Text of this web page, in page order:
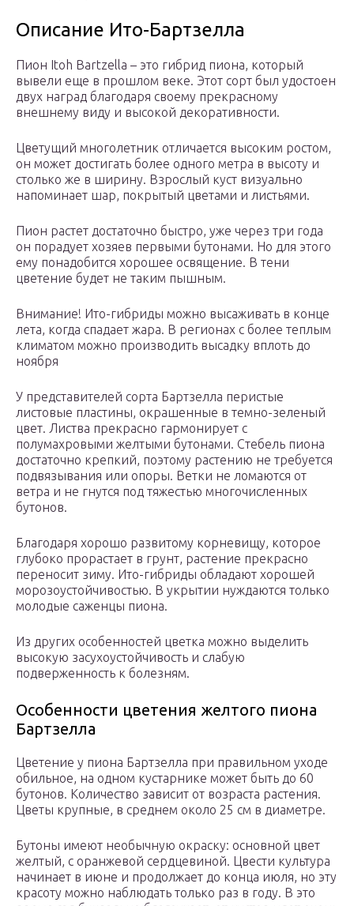
Описание Ито-Бартзелла
Пион Itoh Bartzella – это гибрид пиона, который
вывели еще в прошлом веке. Этот сорт был удостоен
двух наград благодаря своему прекрасному
внешнему виду и высокой декоративности.
Цветущий многолетник отличается высоким ростом,
он может достигать более одного метра в высоту и
столько же в ширину. Взрослый куст визуально
напоминает шар, покрытый цветами и листьями.
Пион растет достаточно быстро, уже через три года
он порадует хозяев первыми бутонами. Но для этого
ему понадобится хорошее освящение. В тени
цветение будет не таким пышным.
Внимание! Ито-гибриды можно высаживать в конце
лета, когда спадает жара. В регионах с более теплым
климатом можно производить высадку вплоть до
ноября
У представителей сорта Бартзелла перистые
листовые пластины, окрашенные в темно-зеленый
цвет. Листва прекрасно гармонирует с
полумахровыми желтыми бутонами. Стебель пиона
достаточно крепкий, поэтому растению не требуется
подвязывания или опоры. Ветки не ломаются от
ветра и не гнутся под тяжестью многочисленных
бутонов.
Благодаря хорошо развитому корневищу, которое
глубоко прорастает в грунт, растение прекрасно
переносит зиму. Ито-гибриды обладают хорошей
морозоустойчивостью. В укрытии нуждаются только
молодые саженцы пиона.
Из других особенностей цветка можно выделить
высокую засухоустойчивость и слабую
подверженность к болезням.
Особенности цветения желтого пиона
Бартзелла
Цветение у пиона Бартзелла при правильном уходе
обильное, на одном кустарнике может быть до 60
бутонов. Количество зависит от возраста растения.
Цветы крупные, в среднем около 25 см в диаметре.
Бутоны имеют необычную окраску: основной цвет
желтый, с оранжевой сердцевиной. Цвести культура
начинает в июне и продолжает до конца июля, но эту
красоту можно наблюдать только раз в году. В это